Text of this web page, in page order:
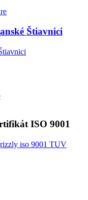
Štiavnici
ISO 9001